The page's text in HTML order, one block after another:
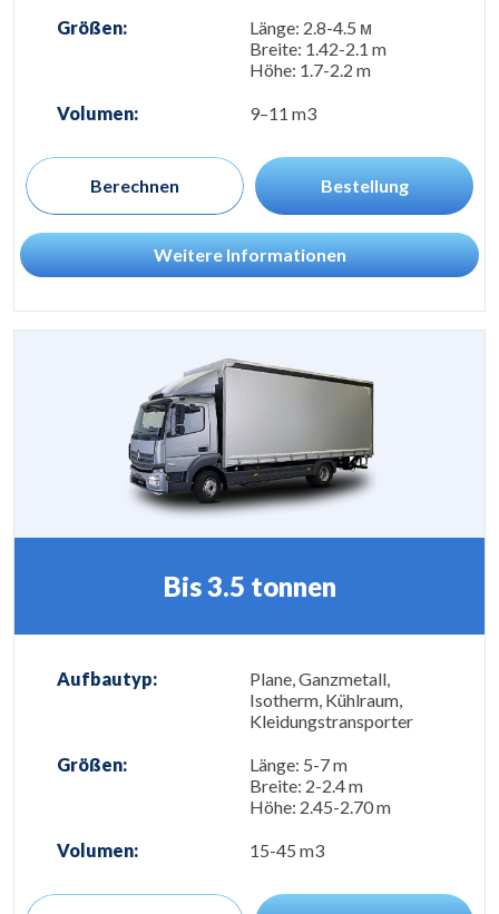
Größen:
Länge: 2.8-4.5 м
Breite: 1.42-2.1 m
Höhe: 1.7-2.2 m
Volumen: 9–11 m3
Berechnen Bestellung
Weitere Informationen
Bis 3.5 tonnen
Aufbautyp:
Plane, Ganzmetall,
Isotherm, Kühlraum,
Kleidungstransporter
Größen:
Länge: 5-7 m
Breite: 2-2.4 m
Höhe: 2.45-2.70 m
Volumen: 15-45 m3